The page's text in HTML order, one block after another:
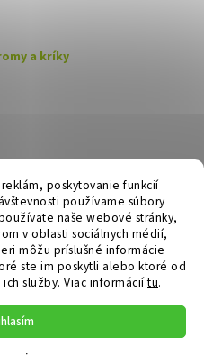
poskytovanie funkcií
používame súbory
naše webové stránky,
v oblasti sociálnych médií,
môžu príslušné informácie
ste im poskytli alebo ktoré od
služby. Viac informáciítu.
a kríky
Shoptet